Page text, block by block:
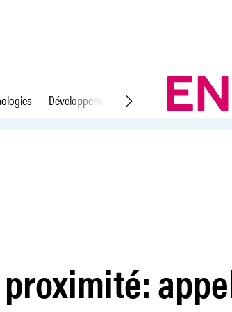
Développement durable Droit du travail